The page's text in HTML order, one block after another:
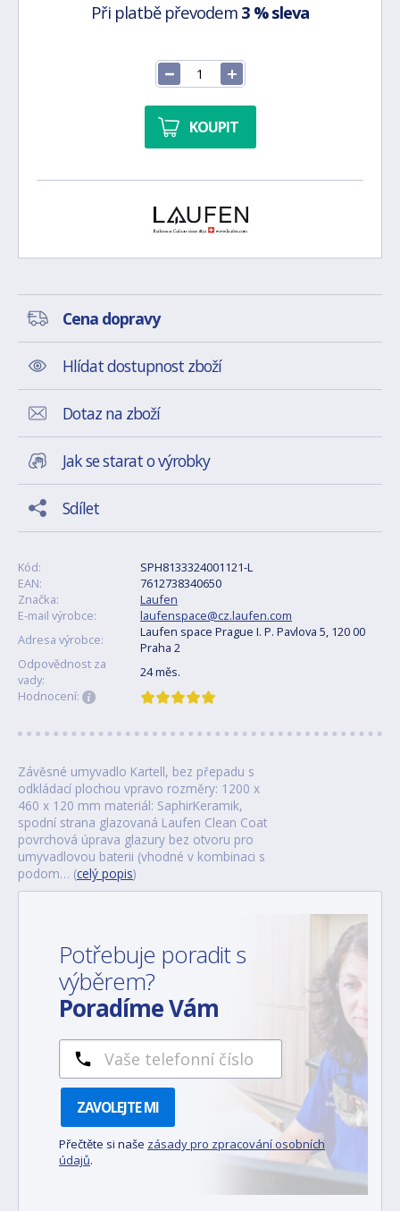
Při platbě převodem 3 % sleva
KOUPIT
Cena dopravy
Hlídat dostupnost zboží
Dotaz na zboží
Jak se starat o výrobky
Sdílet
Kód:
SPH8133324001121-L
EAN:
7612738340650
Značka:
Laufen
E-mail výrobce:
laufenspace@cz.laufen.com
Adresa výrobce:
Laufen space Prague I. P. Pavlova 5, 120 00
Praha 2
Odpovědnost za
vady:
24 měs.
Hodnocení:
Závěsné umyvadlo Kartell, bez přepadu s
odkládací plochou vpravo rozměry: 1200 x
460 x 120 mm materiál: SaphirKeramik,
spodní strana glazovaná Laufen Clean Coat
povrchová úprava glazury bez otvoru pro
umyvadlovou baterii (vhodné v kombinaci s
podom… (celý popis)
Potřebuje poradit s
výběrem?
Poradíme Vám
ZAVOLEJTE MI
Přečtěte si naše zásady pro zpracování osobních
údajů.